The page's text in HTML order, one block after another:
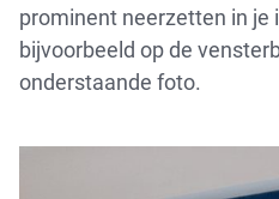
prominent neerzetten in je
bijvoorbeeld op de
onderstaande foto.